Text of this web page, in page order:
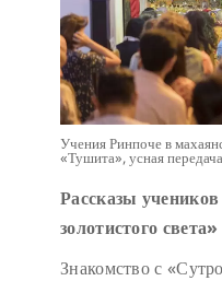
Учения Ринпоче в
«Тушита», усная
Рассказы
золотистого света»
Знакомство с